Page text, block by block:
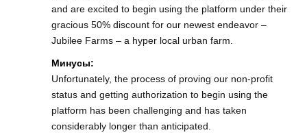
and are excited to begin using the platform under their
gracious 50% discount for our newest endeavor –
Jubilee Farms – a hyper local urban farm.
Минусы:
Unfortunately, the process of proving our non-profit
status and getting authorization to begin using the
platform has been challenging and has taken
considerably longer than anticipated.